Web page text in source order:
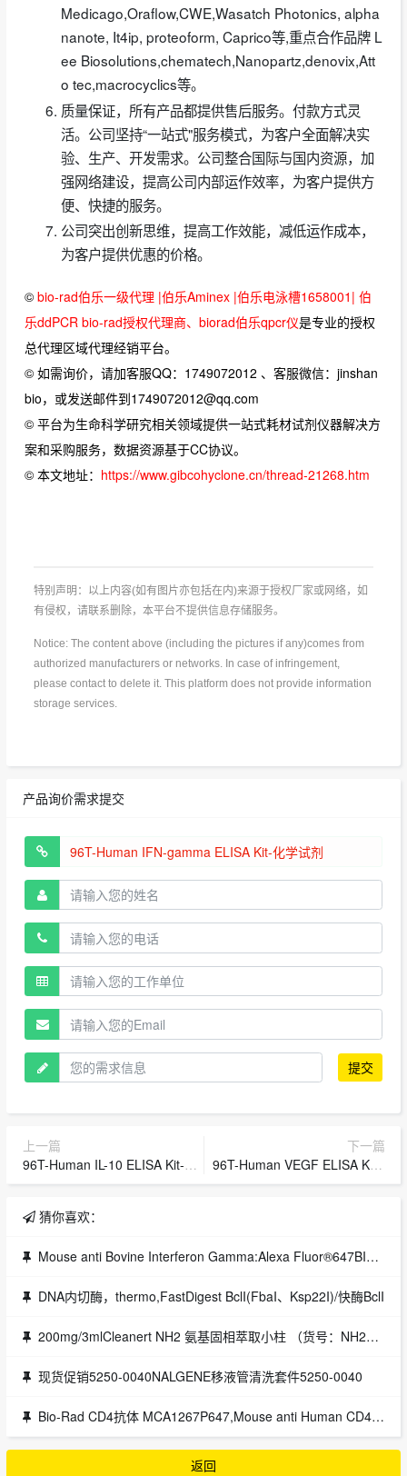
Medicago,Oraflow,CWE,Wasatch Photonics, alpha
nanote, It4ip, proteoform, Caprico等,重点合作品牌 L
ee Biosolutions,chematech,Nanopartz,denovix,Att
o tec,macrocyclics等。
质量保证，所有产品都提供售后服务。付款方式灵
活。公司坚持“一站式"服务模式，为客户全面解决实
验、生产、开发需求。公司整合国际与国内资源，加
强网络建设，提高公司内部运作效率，为客户提供方
便、快捷的服务。
公司突出创新思维，提高工作效能，减低运作成本，
为客户提供优惠的价格。
© bio-rad伯乐一级代理 |伯乐Aminex |伯乐电泳槽1658001| 伯
乐ddPCR bio-rad授权代理商、biorad伯乐qpcr仪是专业的授权
总代理区域代理经销平台。
© 如需询价，请加客服QQ：1749072012 、客服微信：jinshan
bio，或发送邮件到1749072012@qq.com
© 平台为生命科学研究相关领域提供一站式耗材试剂仪器解决方
案和采购服务，数据资源基于CC协议。
© 本文地址： https://www.gibcohyclone.cn/thread-21268.htm
特别声明：以上内容(如有图片亦包括在内)来源于授权厂家或网络，如
有侵权，请联系删除，本平台不提供信息存储服务。
Notice: The content above (including the pictures if any)comes from
authorized manufacturers or networks. In case of infringement,
please contact to delete it. This platform does not provide information
storage services.
产品询价需求提交
提交
上一篇
96T-Human IL-10 ELISA Kit-化学试剂
下一篇
96T-Human VEGF ELISA Kit-化学试剂
猜你喜欢：
Mouse anti Bovine Interferon Gamma:Alexa Fluor®647BIO-RAD MCA1783A647 Mouse anti Bovine Interferon Gamma:Alexa Fluor®647
DNA内切酶，thermo,FastDigest BclI(FbaI、Ksp22I)/快酶BclI
200mg/3mlCleanert NH2 氨基固相萃取小柱 （货号：NH2003）
现货促销5250-0040NALGENE移液管清洗套件5250-0040
Bio-Rad CD4抗体 MCA1267P647,Mouse anti Human CD4:PE-Alexa Fluor 647
返回